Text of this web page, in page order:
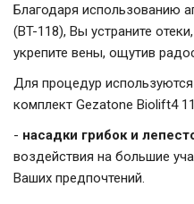
Благодаря использованию
(BT-118), Вы устраните
укрепите вены, ощутив
Для процедур
комплект Gezatone Biolift4
- насадки грибок и
воздействия на большие
Ваших предпочтений.